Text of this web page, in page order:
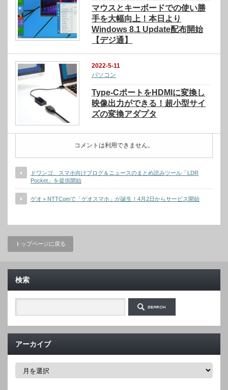
マウスとキーボードでの使い勝
手を大幅向上！本日より
Windows 8.1 Update配布開始
【デジ通】
2022-5-11
パソコン
Type-CポートをHDMIに変換し
映像出力ができる！超小型サイ
ズの変換アダプタ
コメントは利用できません。
ドワンゴ、スマホ向けブログ＆ニュースのまとめ読みツール「LDR
Pocket」を提供開始
ゲオ＋NTTComで「ゲオスマホ」が誕生！4月2日からサービス開始
トップページに戻る
検索
アーカイブ
ア